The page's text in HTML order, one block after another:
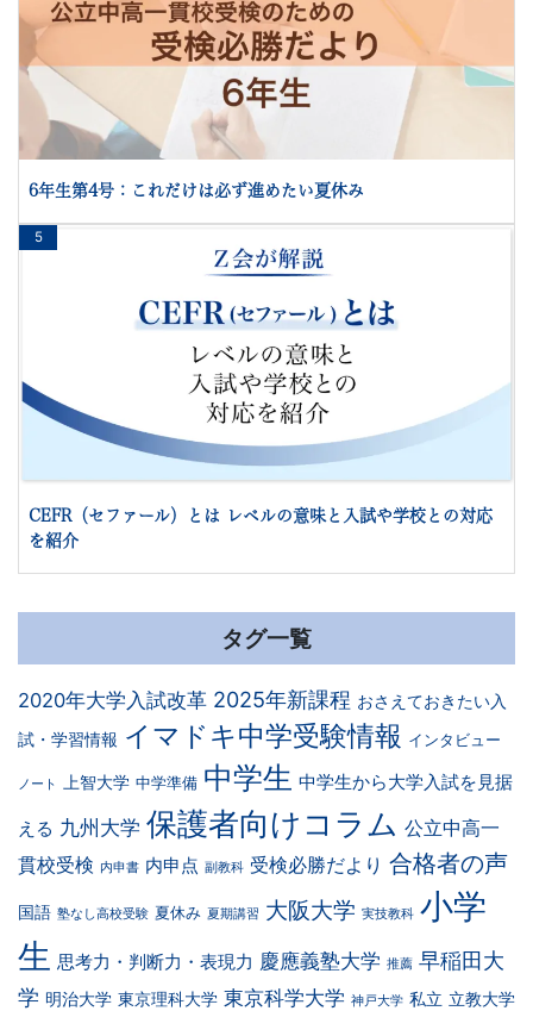
6年生第4号：これだけは必ず進めたい夏休み
5
CEFR（セファール）とは レベルの意味と入試や学校との対応
を紹介
タグ一覧
2020年大学入試改革 2025年新課程 おさえておきたい入
試・学習情報 イマドキ中学受験情報 インタビュー
ノート 上智大学 中学準備 中学生 中学生から大学入試を見据
える 九州大学 保護者向けコラム 公立中高一
貫校受検 内申書 内申点 副教科 受検必勝だより 合格者の声
国語 塾なし高校受験 夏休み 夏期講習 大阪大学 実技教科 小学
生 思考力・判断力・表現力 慶應義塾大学 推薦 早稲田大
学 明治大学 東京理科大学 東京科学大学 神戸大学 私立 立教大学